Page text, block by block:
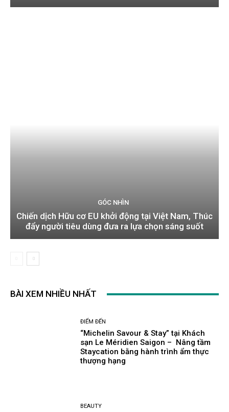
GÓC NHÌN
Chiến dịch Hữu cơ EU khởi động tại Việt Nam, Thúc
đẩy người tiêu dùng đưa ra lựa chọn sáng suốt
BÀI XEM NHIỀU NHẤT
ĐIỂM ĐẾN
“Michelin Savour & Stay” tại Khách
sạn Le Méridien Saigon – Nâng tầm
Staycation bằng hành trình ẩm thực
thượng hạng
BEAUTY